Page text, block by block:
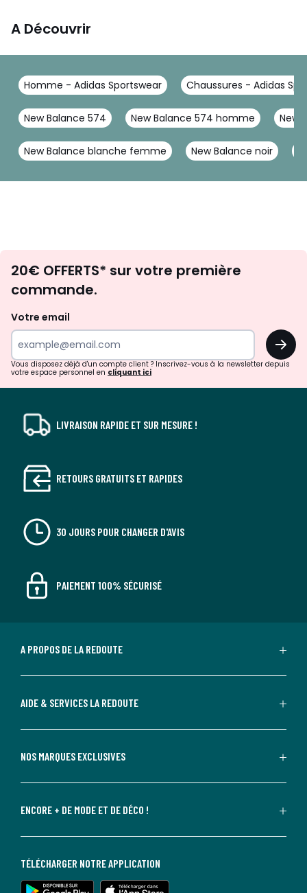
A Découvrir
Homme - Adidas Sportswear Chaussures - Adidas
New Balance 574 New Balance 574 homme New
New Balance blanche femme New Balance noir
d'inspirations
surprises?
20€ OFFERTS* sur votre première
commande.
Votre email
OK
Vous disposez déjà d'un compte client ? Inscrivez-vous à la newsletter depuis
votre espace personnel en cliquant ici
LIVRAISON RAPIDE ET SUR MESURE !
RETOURS GRATUITS ET RAPIDES
30 JOURS POUR CHANGER D'AVIS
PAIEMENT 100% SÉCURISÉ
A PROPOS DE LA REDOUTE
AIDE & SERVICES LA REDOUTE
NOS MARQUES EXCLUSIVES
ENCORE + DE MODE ET DE DÉCO !
TÉLÉCHARGER NOTRE APPLICATION